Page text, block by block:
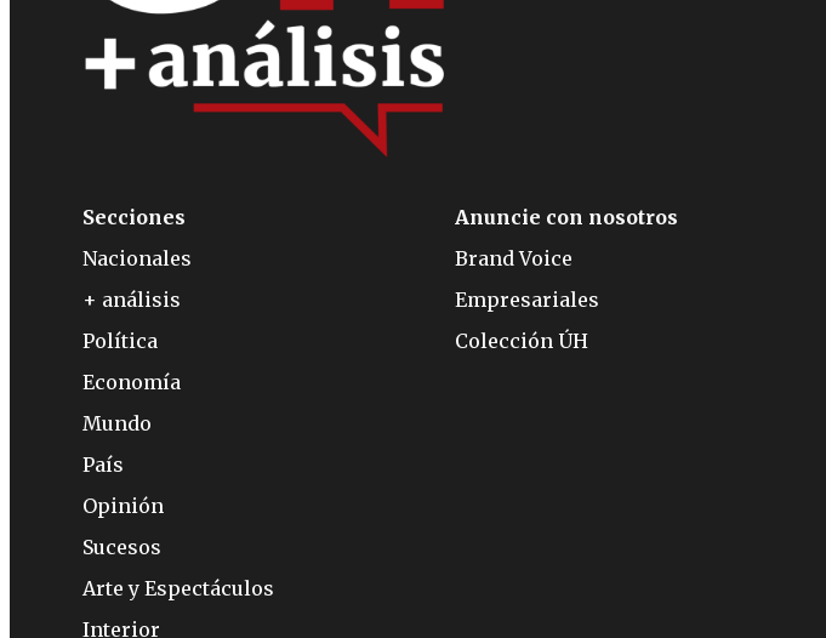
Secciones
Nacionales
+ análisis
Política
Economía
Mundo
País
Opinión
Sucesos
Arte y Espectáculos
Interior
Anuncie con nosotros
Brand Voice
Empresariales
Colección ÚH